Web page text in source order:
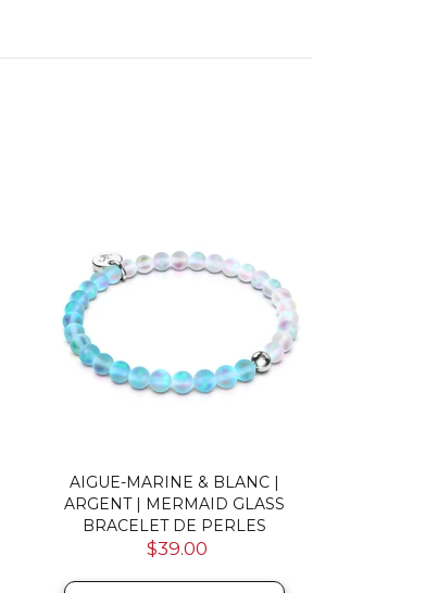
AIGUE-MARINE & BLANC |
ARGENT | MERMAID GLASS
BRACELET DE PERLES
$39.00